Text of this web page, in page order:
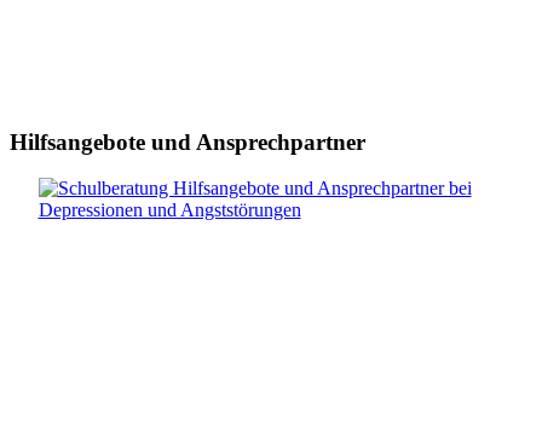
Hilfsangebote und Ansprechpartner